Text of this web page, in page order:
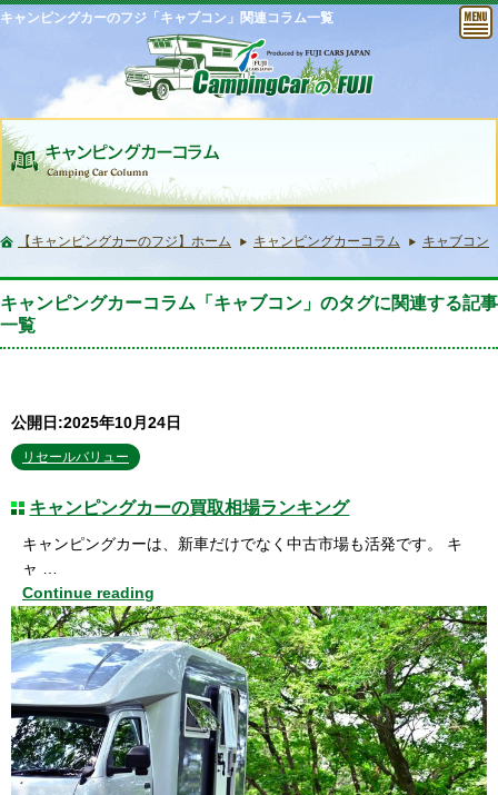
キャンピングカーのフジ「キャブコン」関連コラム一覧
【キャンピングカーのフジ】ホーム キャンピングカーコラム キャブコン
キャンピングカーコラム「キャブコン」のタグに関連する記事
一覧
公開日:2025年10月24日
リセールバリュー
キャンピングカーの買取相場ランキング
キャンピングカーは、新車だけでなく中古市場も活発です。 キ
ャ …
Continue reading